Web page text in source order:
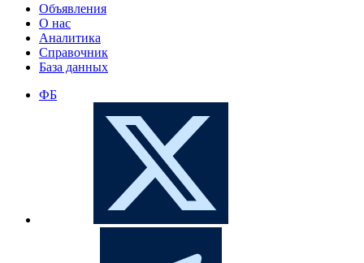
Объявления
О нас
Аналитика
Справочник
База данных
ФБ